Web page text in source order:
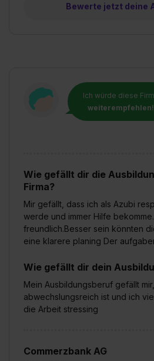
Ich würde diese
weiterempfehlen!
Wie gefällt dir die
Firma?
Mir gefällt, dass ich als Azubi
werde und immer Hilfe
freundlich.Besser sein könnten
eine klarere planing Der
Wie gefällt dir dein
Mein Ausbildungsberuf gefällt
abwechslungsreich ist und ich
die Arbeit stressing
Commerzbank AG
Bewerte jetzt deine